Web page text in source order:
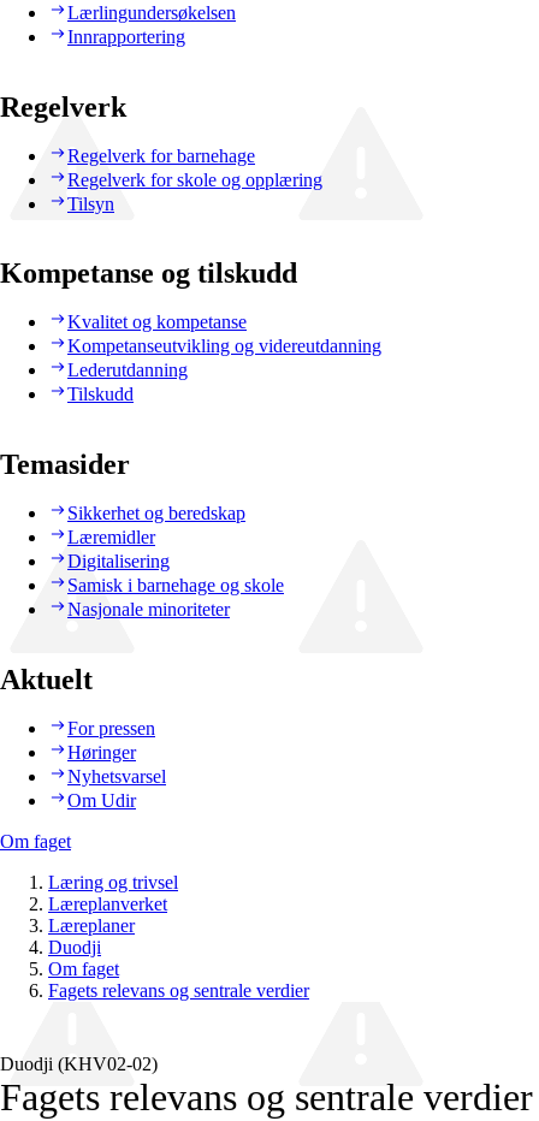
Lærlingundersøkelsen
Innrapportering
Regelverk
Regelverk for barnehage
Regelverk for skole og opplæring
Tilsyn
Kompetanse og tilskudd
Kvalitet og kompetanse
Kompetanseutvikling og videreutdanning
Lederutdanning
Tilskudd
Temasider
Sikkerhet og beredskap
Læremidler
Digitalisering
Samisk i barnehage og skole
Nasjonale minoriteter
Aktuelt
For pressen
Høringer
Nyhetsvarsel
Om Udir
Om faget
Læring og trivsel
Læreplanverket
Læreplaner
Duodji
Om faget
Fagets relevans og sentrale verdier
Duodji (KHV02‑02)
Fagets relevans og sentrale verdier